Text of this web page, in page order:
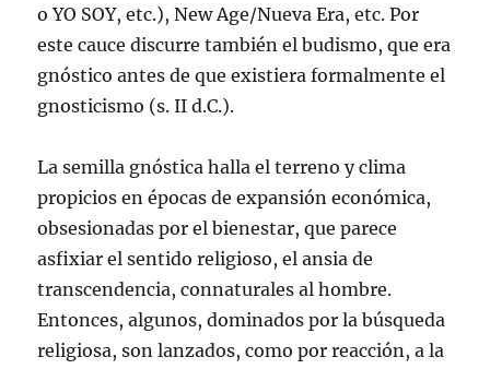
o YO SOY, etc.), New Age/Nueva Era, etc. Por
este cauce discurre también el budismo, que era
gnóstico antes de que existiera formalmente el
gnosticismo (s. II d.C.).
La semilla gnóstica halla el terreno y clima
propicios en épocas de expansión económica,
obsesionadas por el bienestar, que parece
asfixiar el sentido religioso, el ansia de
transcendencia, connaturales al hombre.
Entonces, algunos, dominados por la búsqueda
religiosa, son lanzados, como por reacción, a la